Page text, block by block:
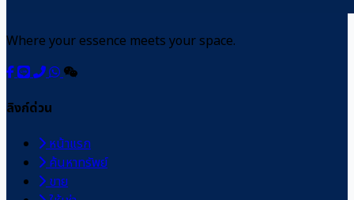
Where your essence meets your space.
ลิงก์ด่วน
หน้าแรก
ค้นหาทรัพย์
ขาย